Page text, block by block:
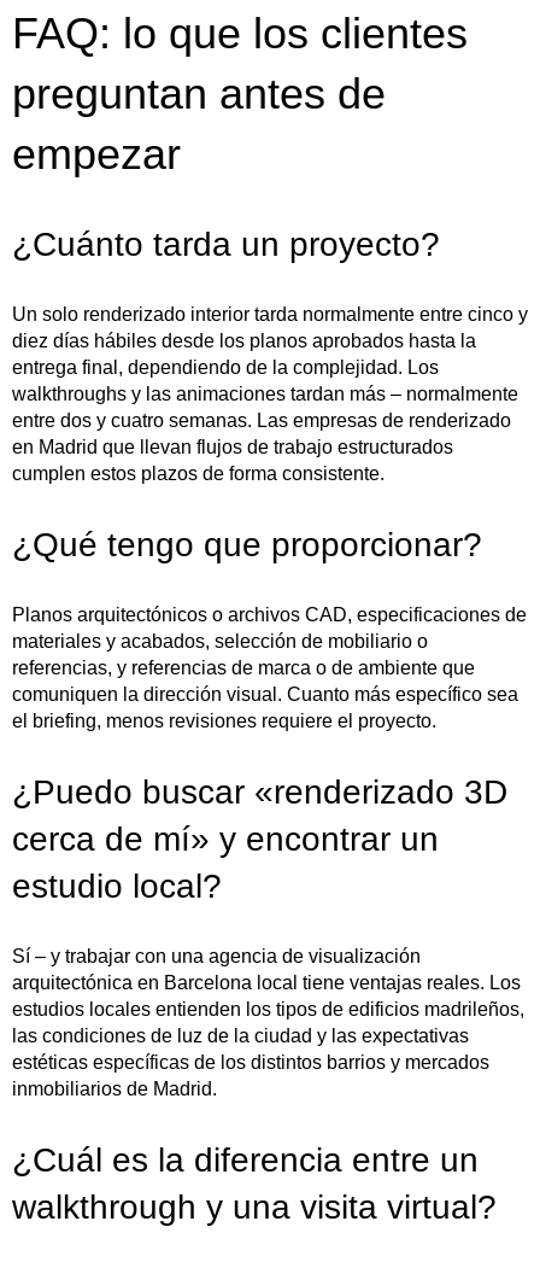
FAQ: lo que los clientes
preguntan antes de
empezar
¿Cuánto tarda un proyecto?
Un solo renderizado interior tarda normalmente entre cinco y
diez días hábiles desde los planos aprobados hasta la
entrega final, dependiendo de la complejidad. Los
walkthroughs y las animaciones tardan más – normalmente
entre dos y cuatro semanas. Las empresas de renderizado
en Madrid que llevan flujos de trabajo estructurados
cumplen estos plazos de forma consistente.
¿Qué tengo que proporcionar?
Planos arquitectónicos o archivos CAD, especificaciones de
materiales y acabados, selección de mobiliario o
referencias, y referencias de marca o de ambiente que
comuniquen la dirección visual. Cuanto más específico sea
el briefing, menos revisiones requiere el proyecto.
¿Puedo buscar «renderizado 3D
cerca de mí» y encontrar un
estudio local?
Sí – y trabajar con una agencia de visualización
arquitectónica en Barcelona local tiene ventajas reales. Los
estudios locales entienden los tipos de edificios madrileños,
las condiciones de luz de la ciudad y las expectativas
estéticas específicas de los distintos barrios y mercados
inmobiliarios de Madrid.
¿Cuál es la diferencia entre un
walkthrough y una visita virtual?